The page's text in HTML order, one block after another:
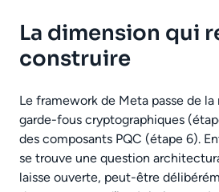
La dimension qui
construire
Le framework de Meta passe de
garde-fous cryptographiques
des composants PQC (étape 6).
se trouve une question
laisse ouverte, peut-être